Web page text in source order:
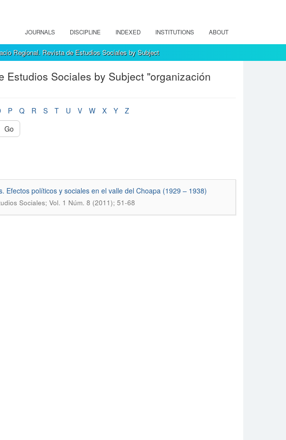
JOURNALS DISCIPLINE INDEXED INSTITUTIONS ABOUT
Regional. Revista de Estudios Sociales by Subject
Estudios Sociales by Subject "organización
P Q R S T U V W X Y
Z
Go
Efectos políticos y sociales en el valle del Choapa (1929 – 1938)
Sociales; Vol. 1 Núm. 8 (2011); 51-68